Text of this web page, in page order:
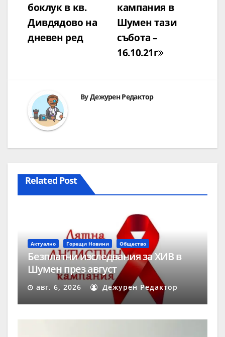
кампания в
Шумен тази
събота –
16.10.21г
боклук в кв.
Дивдядово на
дневен ред
ByДежурен Редактор
Related Post
Актуално Горещи Новини Общество
Безплатни изследвания за ХИВ в
Шумен през август
авг. 6, 2026 Дежурен Редактор